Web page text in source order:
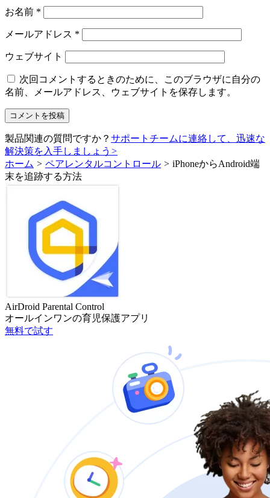
お名前 *
メールアドレス *
ウェブサイト
次回コメントするときのために、このブラウザに自分の
名前、メールアドレス、ウェブサイトを保存します。
製品関連の質問ですか？ サポートチームに連絡して、迅速な
解決策を入手しましょう >
ホーム > ペアレンタルコントロール > iPhoneからAndroid端
末を追跡する方法
AirDroid Parental Control
オールインワンの育児保護アプリ
無料で試す